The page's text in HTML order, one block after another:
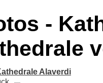
-
Alaverdi